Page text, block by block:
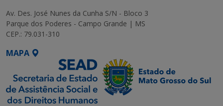
Av. Des. José Nunes da Cunha S/N - Bloco 3
Parque dos Poderes - Campo Grande | MS
CEP.: 79.031-310
MAPA